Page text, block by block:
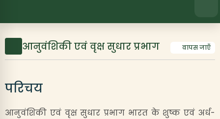
आनुवंशिकी एवं वृक्ष सुधार प्रभाग वापस जाएँ
परिचय
आनुवंशिकी एवं वृक्ष सुधार प्रभाग भारत के शुष्क एवं अर्ध-